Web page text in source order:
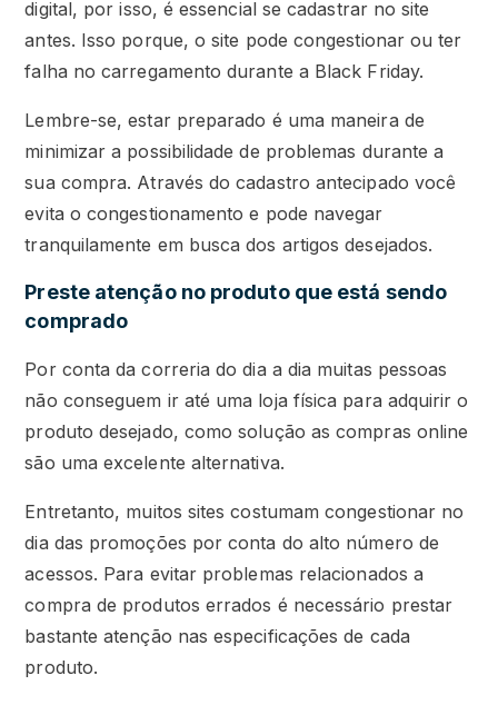
digital, por isso, é essencial se cadastrar no site
antes. Isso porque, o site pode congestionar ou ter
falha no carregamento durante a Black Friday.
Lembre-se, estar preparado é uma maneira de
minimizar a possibilidade de problemas durante a
sua compra. Através do cadastro antecipado você
evita o congestionamento e pode navegar
tranquilamente em busca dos artigos desejados.
Preste atenção no produto que está sendo
comprado
Por conta da correria do dia a dia muitas pessoas
não conseguem ir até uma loja física para adquirir o
produto desejado, como solução as compras online
são uma excelente alternativa.
Entretanto, muitos sites costumam congestionar no
dia das promoções por conta do alto número de
acessos. Para evitar problemas relacionados a
compra de produtos errados é necessário prestar
bastante atenção nas especificações de cada
produto.